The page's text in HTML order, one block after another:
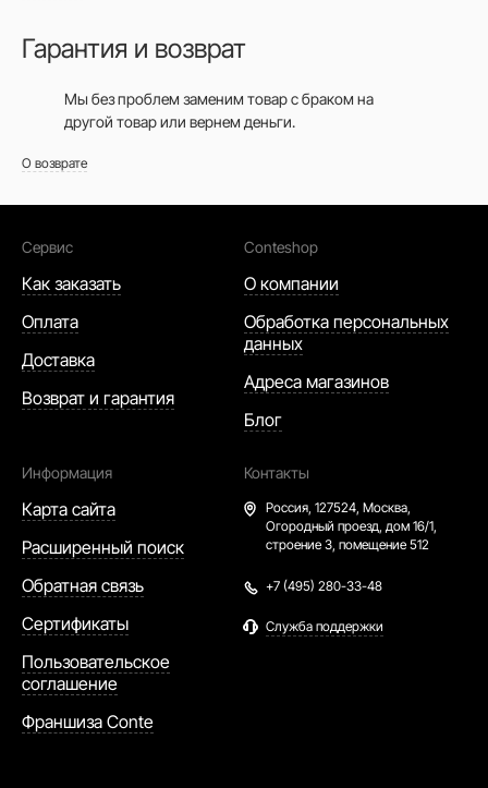
Гарантия и возврат
Мы без проблем заменим товар с браком на
другой товар или вернем деньги.
О возврате
Сервис
Как заказать
Оплата
Доставка
Возврат и гарантия
Conteshop
О компании
Обработка персональных
данных
Адреса магазинов
Блог
Информация
Карта сайта
Расширенный поиск
Обратная связь
Сертификаты
Пользовательское
соглашение
Франшиза Conte
Контакты
Россия, 127524, Москва,
Огородный проезд, дом 16/1,
строение 3, помещение 512
+7 (495) 280-33-48
Служба поддержки